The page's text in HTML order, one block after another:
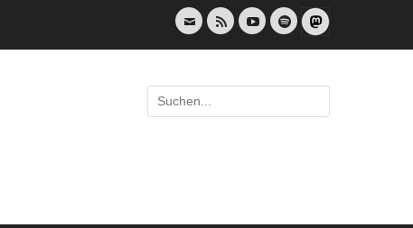
E-
Mail
Feed YouTubeSpotify
Suche
nach: